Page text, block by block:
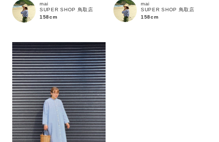
カラー
mai
SUPER SHOP 鳥取店
158cm
mai
SUPER SHOP 鳥取店
158cm